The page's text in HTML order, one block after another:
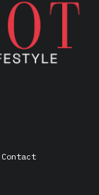
Required fields
Contact